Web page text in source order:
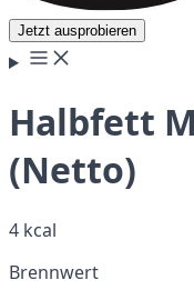
Jetzt ausprobieren
Halbfett
(Netto)
4 kcal
Brennwert